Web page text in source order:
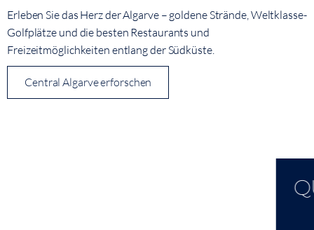
Erleben Sie das Herz der Algarve – goldene Strände, Weltklasse-
Golfplätze und die besten Restaurants und
Freizeitmöglichkeiten entlang der Südküste.
Central Algarve erforschen